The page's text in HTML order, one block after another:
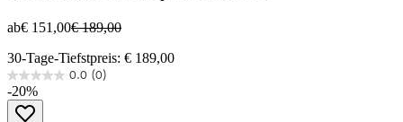
ab€ 151,00€ 189,00
30-Tage-Tiefstpreis: € 189,00
0.0 (0)
0.0
von
-20%